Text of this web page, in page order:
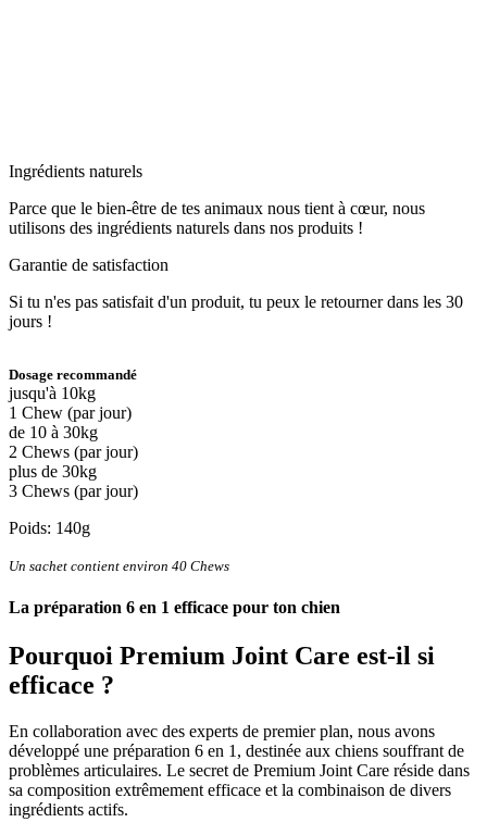
Ingrédients naturels
Parce que le bien-être de tes animaux nous tient à cœur, nous
utilisons des ingrédients naturels dans nos produits !
Garantie de satisfaction
Si tu n'es pas satisfait d'un produit, tu peux le retourner dans les 30
jours !
Dosage recommandé
jusqu'à 10kg
1 Chew (par jour)
de 10 à 30kg
2 Chews (par jour)
plus de 30kg
3 Chews (par jour)
Poids: 140g
Un sachet contient environ 40 Chews
La préparation 6 en 1 efficace pour ton chien
Pourquoi Premium Joint Care est-il si
efficace ?
En collaboration avec des experts de premier plan, nous avons
développé une préparation 6 en 1, destinée aux chiens souffrant de
problèmes articulaires. Le secret de Premium Joint Care réside dans
sa composition extrêmement efficace et la combinaison de divers
ingrédients actifs.